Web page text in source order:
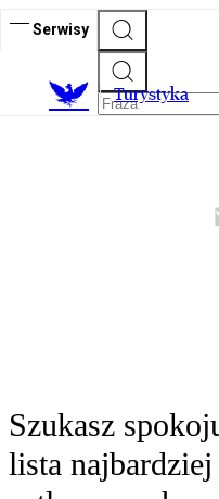
Serwisy
Turystyka
Szukasz
lista